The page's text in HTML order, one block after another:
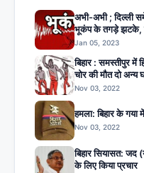
अभी-अभी ; दिल्ली
भूकंप के तगड़े झटके,
Jan 05, 2023
बिहार : समस्तीपुर में
चोर की मौत दो अन्य
Nov 03, 2022
हमला: बिहार के गया
Nov 03, 2022
बिहार सियासत: जद
के लिए किया प्रचार